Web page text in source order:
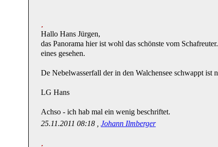
Hallo Hans Jürgen,
das Panorama hier ist wohl das schönste vom
eines gesehen.
De Nebelwasserfall der in den Walchensee schwappt ist
LG Hans
Achso - ich hab mal ein wenig beschriftet.
25.11.2011 08:18 , Johann Ilmberger